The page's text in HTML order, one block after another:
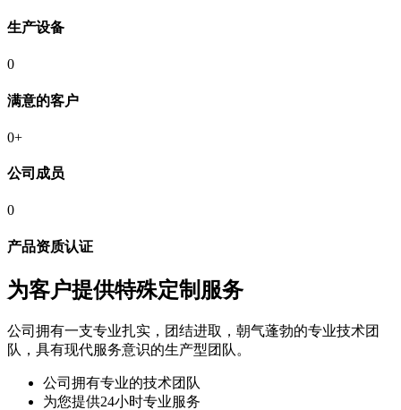
生产设备
0
满意的客户
0+
公司成员
0
产品资质认证
为客户提供特殊定制服务
公司拥有一支专业扎实，团结进取，朝气蓬勃的专业技术团
队，具有现代服务意识的生产型团队。
公司拥有专业的技术团队
为您提供24小时专业服务